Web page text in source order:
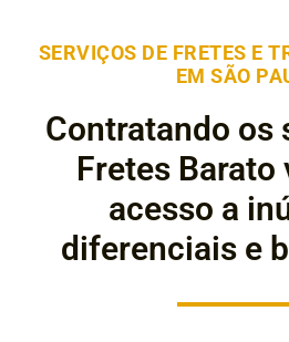
SERVIÇOS DE FRETES E
EM SÃO
Contratando os
Fretes Barato
acesso a
diferenciais e